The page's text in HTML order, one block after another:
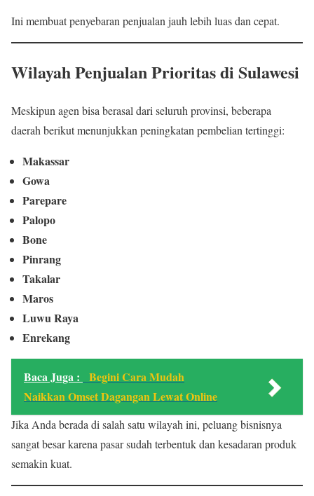
Ini membuat penyebaran penjualan jauh lebih luas dan cepat.
Wilayah Penjualan Prioritas di Sulawesi
Meskipun agen bisa berasal dari seluruh provinsi, beberapa
daerah berikut menunjukkan peningkatan pembelian tertinggi:
Makassar
Gowa
Parepare
Palopo
Bone
Pinrang
Takalar
Maros
Luwu Raya
Enrekang
Baca Juga :
Begini Cara Mudah
Naikkan Omset Dagangan Lewat Online
Jika Anda berada di salah satu wilayah ini, peluang bisnisnya
sangat besar karena pasar sudah terbentuk dan kesadaran produk
semakin kuat.